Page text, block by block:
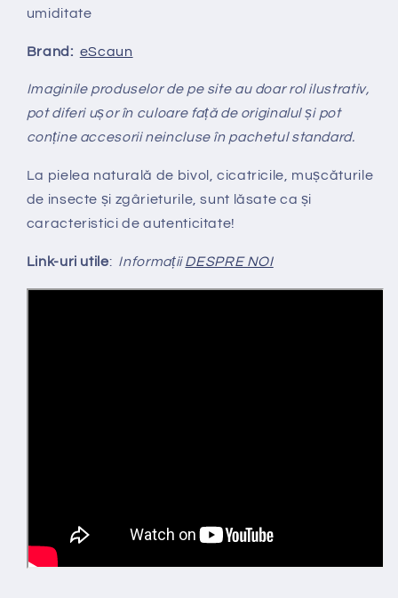
umiditate
Brand: eScaun
Imaginile produselor de pe site au doar rol ilustrativ,
pot diferi ușor în culoare față de originalul și pot
conține accesorii neincluse în pachetul standard.
La pielea naturală de bivol, cicatricile, mușcăturile
de insecte și zgârieturile, sunt lăsate ca și
caracteristici de autenticitate!
Link-uri utile: InformațiiDESPRE NOI